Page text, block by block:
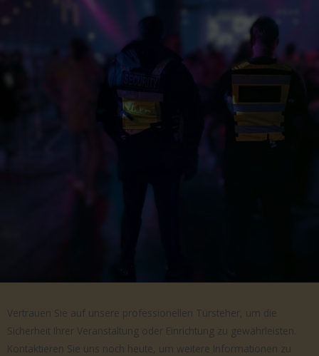
Vertrauen Sie auf unsere professionellen Türsteher, um die
Sicherheit Ihrer Veranstaltung oder Einrichtung zu gewährleisten.
Kontaktieren Sie uns noch heute, um weitere Informationen zu